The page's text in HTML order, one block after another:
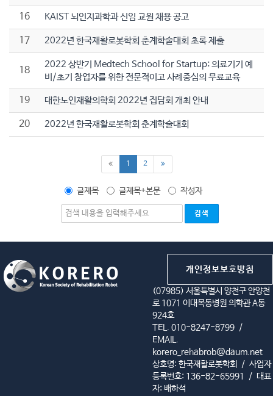
16 KAIST 뇌인지과학과 신임 교원 채용 공고
17 2022년 한국재활로봇학회 춘계학술대회 초록 제출
18
2022 상반기 Medtech School for Startup: 의료기기 예
비/초기 창업자를 위한 전문적이고 사례중심의 무료교육
19 대한노인재활의학회 2022년 집담회 개최 안내
20 2022년 한국재활로봇학회 춘계학술대회
1 (current)
2
글제목 글제목+본문 작성자
개인정보보호방침
(07985) 서울특별시 양천구 안양천
로 1071 이대목동병원 의학관 A동
924호
TEL. 010-8247-8799 /
EMAIL.
korero_rehabrob@daum.net
상호명: 한국재활로봇학회
/ 사업자
등록번호: 136-82-65991
/ 대표
자: 배하석